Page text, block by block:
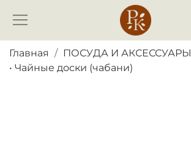
Главная
ПОСУДА И АКСЕССУАРЫ
• Чайные доски (чабани)